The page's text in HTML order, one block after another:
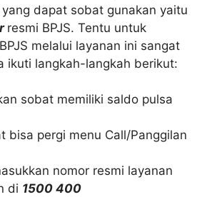
dapat sobat gunakan yaitu
resmi BPJS. Tentu untuk
melalui layanan ini sangat
ikuti langkah-langkah berikut:
sobat memiliki saldo pulsa
bisa pergi menu Call/Panggilan
nomor resmi layanan
di 1500 400